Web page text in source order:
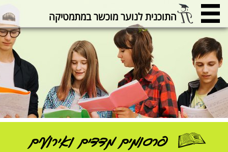
התוכנית לנוער מוכשר במתמטיקה
פרסומים מדדים ואירועים